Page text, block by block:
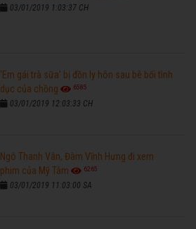
03/01/2019 1:03:37 CH
'Em gái trà sữa' bị đồn ly hôn sau bê bối tình
dục của chồng
6585
03/01/2019 12:03:33 CH
Ngô Thanh Vân, Đàm Vĩnh Hưng đi xem
phim của Mỹ Tâm
6265
03/01/2019 11:03:00 SA